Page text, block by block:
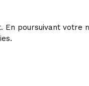
poursuivant votre
.